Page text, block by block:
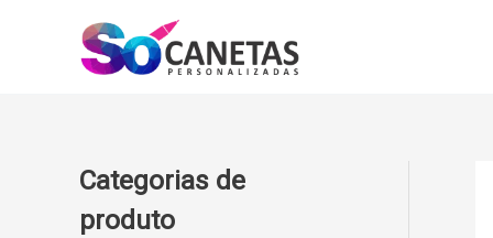
Categorias de
produto